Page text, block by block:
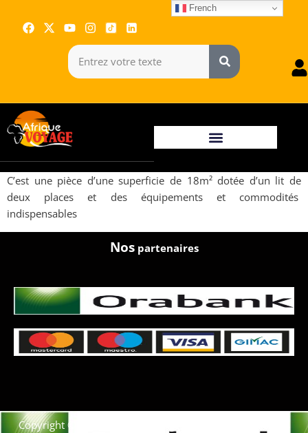
C’est une pièce d’une superficie de 18m² dotée d’un lit de
deux places et des équipements et commodités
indispensables
Nospartenaires
Copyright © 2021. Afrique-voyage-découverte tous droits
French